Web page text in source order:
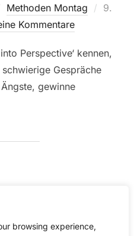
browsing experience,
Methoden Montag
9.
Kommentare
Perspective‘ kennen,
Gespräche
gewinne